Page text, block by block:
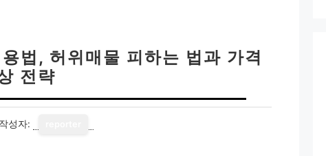
법, 허위매물 피하는 법과 가격
전략
작성자: